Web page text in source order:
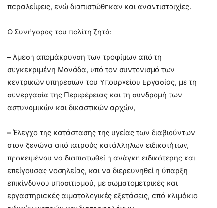
παραλείψεις, ενώ διαπιστώθηκαν και αναντιστοιχίες.
Ο Συνήγορος του πολίτη ζητά:
–Άμεση απομάκρυνση των τροφίμων από τη
συγκεκριμένη Μονάδα, υπό τον συντονισμό των
κεντρικών υπηρεσιών του Υπουργείου Εργασίας, με τη
συνεργασία της Περιφέρειας και τη συνδρομή των
αστυνομικών και δικαστικών αρχών,
–Έλεγχο της κατάστασης της υγείας των διαβιούντων
στον ξενώνα από ιατρούς κατάλληλων ειδικοτήτων,
προκειμένου να διαπιστωθεί η ανάγκη ειδικότερης και
επείγουσας νοσηλείας, και να διερευνηθεί η ύπαρξη
επικίνδυνου υποσιτισμού, με σωματομετρικές και
εργαστηριακές αιματολογικές εξετάσεις, από κλιμάκιο